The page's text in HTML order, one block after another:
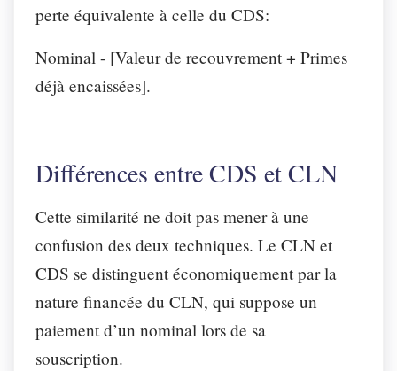
perte équivalente à celle du CDS:
Nominal - [Valeur de recouvrement + Primes
déjà encaissées].
Différences entre CDS et CLN
Cette similarité ne doit pas mener à une
confusion des deux techniques. Le CLN et
CDS se distinguent économiquement par la
nature financée du CLN, qui suppose un
paiement d’un nominal lors de sa
souscription.